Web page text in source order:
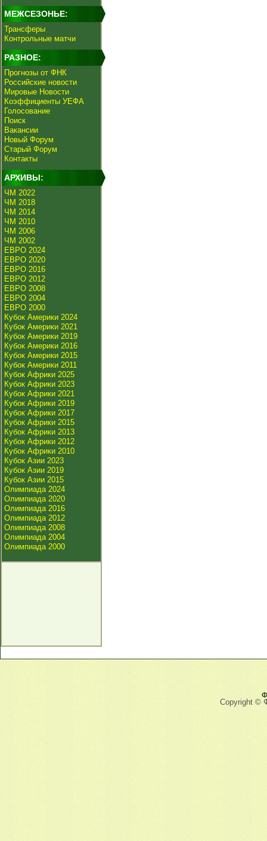
МЕЖСЕЗОНЬЕ:
Трансферы
Контрольные матчи
РАЗНОЕ:
Прогнозы от ФНК
Российские новости
Мировые Новости
Коэффициенты УЕФА
Голосование
Поиск
Вакансии
Новый Форум
Старый Форум
Контакты
АРХИВЫ:
ЧМ 2022
ЧМ 2018
ЧМ 2014
ЧМ 2010
ЧМ 2006
ЧМ 2002
ЕВРО 2024
ЕВРО 2020
ЕВРО 2016
ЕВРО 2012
ЕВРО 2008
ЕВРО 2004
ЕВРО 2000
Кубок Америки 2024
Кубок Америки 2021
Кубок Америки 2019
Кубок Америки 2016
Кубок Америки 2015
Кубок Америки 2011
Кубок Африки 2025
Кубок Африки 2023
Кубок Африки 2021
Кубок Африки 2019
Кубок Африки 2017
Кубок Африки 2015
Кубок Африки 2013
Кубок Африки 2012
Кубок Африки 2010
Кубок Азии 2023
Кубок Азии 2019
Кубок Азии 2015
Олимпиада 2024
Олимпиада 2020
Олимпиада 2016
Олимпиада 2012
Олимпиада 2008
Олимпиада 2004
Олимпиада 2000
Copyright ©